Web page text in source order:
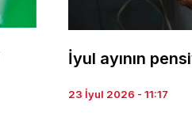
İyul ayının
23 İyul 2026 - 11:17